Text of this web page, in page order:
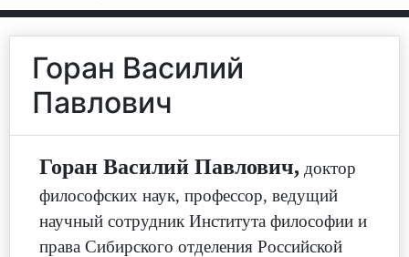
Горан Василий
Павлович
Горан Василий Павлович, доктор
философских наук, профессор, ведущий
научный сотрудник Института философии и
права Сибирского отделения Российской